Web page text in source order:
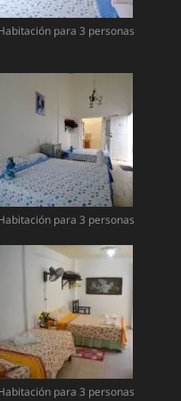
para 3 personas
para 3 personas
para 3 personas